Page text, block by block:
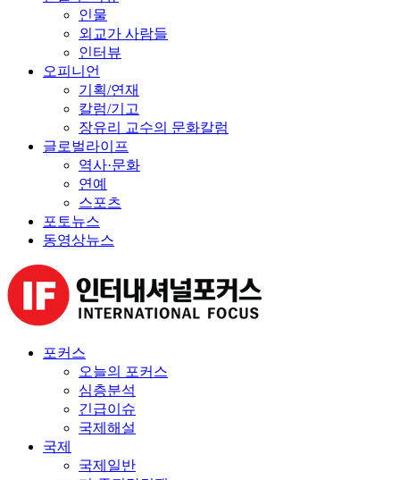
인물
외교가 사람들
인터뷰
오피니언
기획/연재
칼럼/기고
장유리 교수의 문화칼럼
글로벌라이프
역사·문화
연예
스포츠
포토뉴스
동영상뉴스
포커스
오늘의 포커스
심층분석
긴급이슈
국제해설
국제
국제일반